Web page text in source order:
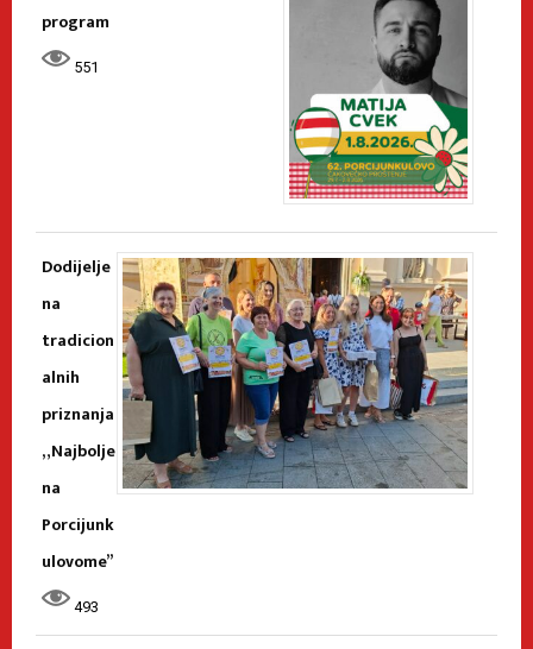
program
551
Dodijelje
na
tradicion
alnih
priznanja
„Najbolje
na
Porcijunk
ulovome”
493